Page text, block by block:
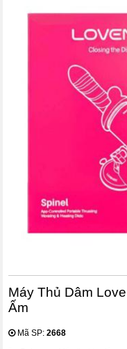
Máy Thủ Dâm
Ấm
Mã SP:2668